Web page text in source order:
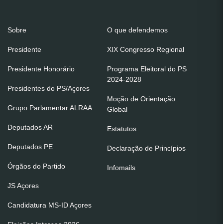
Sobre
Presidente
Presidente Honorário
Presidentes do PS/Açores
Grupo Parlamentar ALRAA
Deputados AR
Deputados PE
Órgãos do Partido
JS Açores
Candidatura MS-ID Açores
O que defendemos
XIX Congresso Regional
Programa Eleitoral do PS
2024-2028
Moção de Orientação
Global
Estatutos
Declaração de Princípios
Infomails